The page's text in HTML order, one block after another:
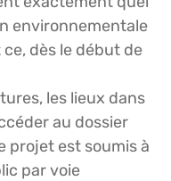
environnementale
dès le début de
les lieux dans
au dossier
projet est soumis à
par voie